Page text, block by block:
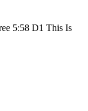
5:58 D1 This Is